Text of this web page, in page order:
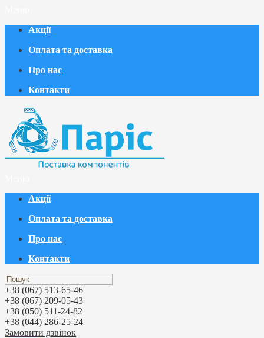
Акції
Оплата та доставка
Про нас
Контакти
Акції
Оплата та доставка
Про нас
Контакти
+38 (067) 513-65-46
+38 (067) 209-05-43
+38 (050) 511-24-82
+38 (044) 286-25-24
Замовити дзвінок